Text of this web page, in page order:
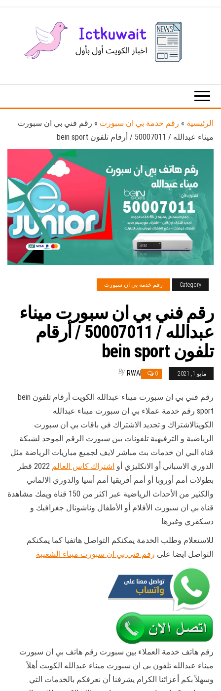
الكويت
الرئيسية » رقم خدمة بي ان سبورت » رقم فني بي ان سبورت
ميناء عبدالله / 50007011 / أرقام تلفون bein sport
Category رقم خدمة بي ان سبورت
رقم فني بي ان سبورت ميناء
عبدالله / 50007011 / أرقام
تلفون bein sport
مايو 1, 2021 0
By RWAN
رقم فني بي ان سبورت ميناء عبدالله الكويت أرقام تلفون bein
sport رقم خدمة عملاء بي ان سبورت ميناء عبدالله
الكويتالاشتراك و تجديد الاشتراك في باقات بي ان سبورت
الرياضية و الترفيهية تلفونات بين سبورت الرقم الموحد لشبكة
قناة البي ان خدمات بث مباشر لايف لجميع مباريات الرياضة مثل
الدوري الاسباني أو الانكليزي أو اشتراك كاس العالم
2022 قطر
بطولات أمم أوروبا أو أمم أفريقيا أمم أسيا والدوري الالماني
والكثير من الأحداث الرياضية عبر اكثر من 150 قناة ويمك مشاهدة
قناة بي ان سبورت الأفلام أو الأطفال وناشونال جغرافيك و
دسكفري وغيرها
للاستعلام وطلب الخدمة يمكنكم التواصل هاتفيا كما يمكنكم
التواصل ايضا على رقم فني بي ان سبورت ميناء الشعيبة
رقم هاتف خدمة العملاء بين سبورت رقم هاتف بي ان سبورت
ميناء عبدالله تلفون بي ان سبورت ميناء عبدالله الكويت أهلاً
وسهلاً بكم أعزائنا الكرام يشرفنا أن نعرفكم بالخدمات التي